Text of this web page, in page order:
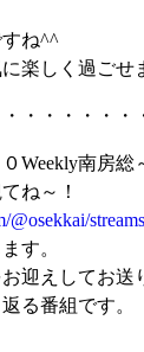
ね^^
楽しく過ごせ
・・・・・・
Weekly南房
ね～！
@osekkai/streams
す。
迎えしてお送
る番組です。